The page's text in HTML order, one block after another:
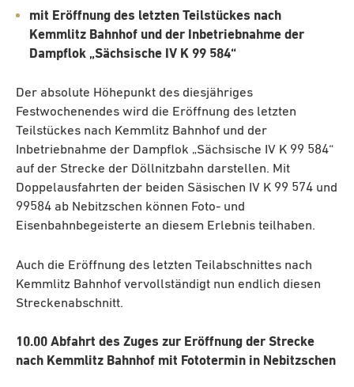
mit Eröffnung des letzten Teilstückes nach
Kemmlitz Bahnhof und der Inbetriebnahme der
Dampflok „Sächsische IV K 99 584“
Der absolute Höhepunkt des diesjähriges
Festwochenendes wird die Eröffnung des letzten
Teilstückes nach Kemmlitz Bahnhof und der
Inbetriebnahme der Dampflok „Sächsische IV K 99 584“
auf der Strecke der Döllnitzbahn darstellen. Mit
Doppelausfahrten der beiden Säsischen IV K 99 574 und
99584 ab Nebitzschen können Foto- und
Eisenbahnbegeisterte an diesem Erlebnis teilhaben.
Auch die Eröffnung des letzten Teilabschnittes nach
Kemmlitz Bahnhof vervollständigt nun endlich diesen
Streckenabschnitt.
10.00 Abfahrt des Zuges zur Eröffnung der Strecke
nach Kemmlitz Bahnhof mit Fototermin in Nebitzschen